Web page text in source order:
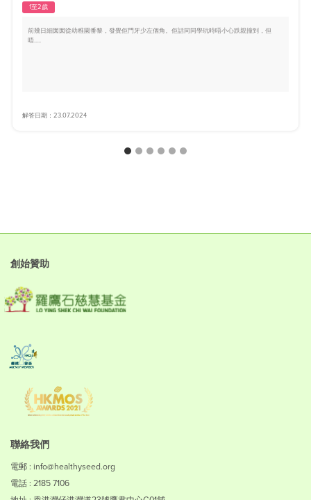
1至2歲
前幾日細囡囡從幼稚園番黎，發覺佢門牙少左個角。佢話同同學玩時唔小心跌親撞到，但
唔.....
解答日期：23.07.2024
創始贊助
聯絡我們
電郵 : info@healthyseed.org
電話 : 2185 7106